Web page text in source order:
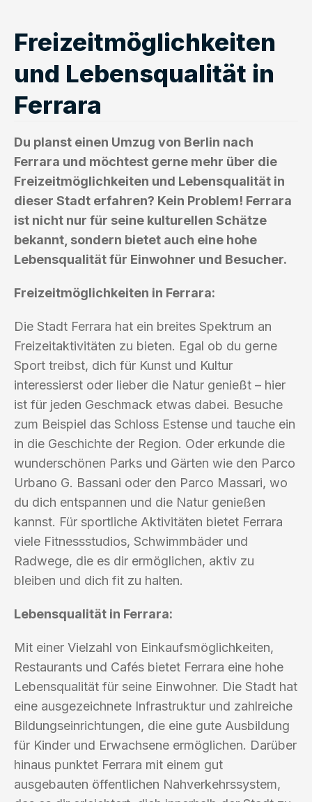
Freizeitmöglichkeiten
und Lebensqualität in
Ferrara
Du planst einen Umzug von Berlin nach
Ferrara und möchtest gerne mehr über die
Freizeitmöglichkeiten und Lebensqualität in
dieser Stadt erfahren? Kein Problem! Ferrara
ist nicht nur für seine kulturellen Schätze
bekannt, sondern bietet auch eine hohe
Lebensqualität für Einwohner und Besucher.
Freizeitmöglichkeiten in Ferrara:
Die Stadt Ferrara hat ein breites Spektrum an
Freizeitaktivitäten zu bieten. Egal ob du gerne
Sport treibst, dich für Kunst und Kultur
interessierst oder lieber die Natur genießt – hier
ist für jeden Geschmack etwas dabei. Besuche
zum Beispiel das Schloss Estense und tauche ein
in die Geschichte der Region. Oder erkunde die
wunderschönen Parks und Gärten wie den Parco
Urbano G. Bassani oder den Parco Massari, wo
du dich entspannen und die Natur genießen
kannst. Für sportliche Aktivitäten bietet Ferrara
viele Fitnessstudios, Schwimmbäder und
Radwege, die es dir ermöglichen, aktiv zu
bleiben und dich fit zu halten.
Lebensqualität in Ferrara:
Mit einer Vielzahl von Einkaufsmöglichkeiten,
Restaurants und Cafés bietet Ferrara eine hohe
Lebensqualität für seine Einwohner. Die Stadt hat
eine ausgezeichnete Infrastruktur und zahlreiche
Bildungseinrichtungen, die eine gute Ausbildung
für Kinder und Erwachsene ermöglichen. Darüber
hinaus punktet Ferrara mit einem gut
ausgebauten öffentlichen Nahverkehrssystem,